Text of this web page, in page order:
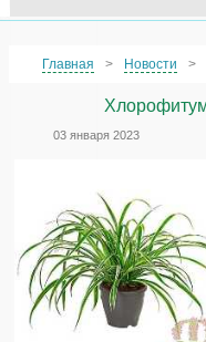
Главная Новости
03 января 2023